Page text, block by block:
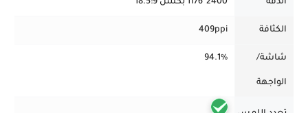
الدقة 2400*1176 بكسل 18.5:9
الكثافة 409ppi
شاشة/
الواجهة
94.1%